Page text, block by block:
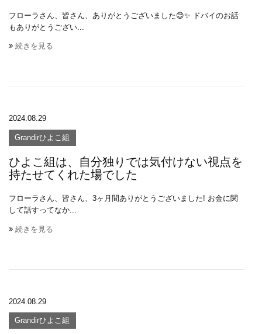
フローラさん、皆さん、ありがとうございました😊✨ ドバイのお話
もありがとうござい...
続きを見る
2024.08.29
Grandirひよこ組
ひよこ組は、自分独りでは気付けない視点を
持たせてくれた場でした
フローラさん、皆さん、3ヶ月間ありがとうございました! お金に関
して話すってなか...
続きを見る
2024.08.29
Grandirひよこ組